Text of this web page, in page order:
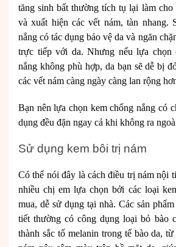
tăng sinh bất thường tích tụ lại làm cho
và xuất hiện các vết nám, tàn nhang.
nắng có tác dụng bảo vệ da và ngăn
trực tiếp với da. Nhưng nếu lựa chọn
nắng không phù hợp, da bạn sẽ dễ bị
các vết nám càng ngày càng lan rộng
Bạn nên lựa chọn kem chống nắng có
dụng đều đặn ngay cả khi không ra
Sử dụng kem bôi trị nám
Có thể nói đây là cách điều trị nám nội
nhiều chị em lựa chọn bởi các loại
mua, dễ sử dụng tại nhà. Các sản
tiết thường có công dụng loại bỏ bào
thành sắc tố melanin trong tế bào da,